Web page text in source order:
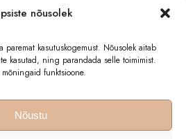
nõusolek
paremat kasutuskogemust. Nõusolek aitab
kasutad, ning parandada selle toimimist.
funktsioone.
Nõustu